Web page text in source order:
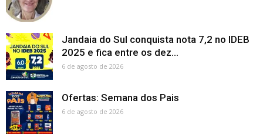
Jandaia do Sul conquista nota 7,2 no IDEB
2025 e fica entre os dez...
6 de agosto de 2026
Ofertas: Semana dos Pais
6 de agosto de 2026